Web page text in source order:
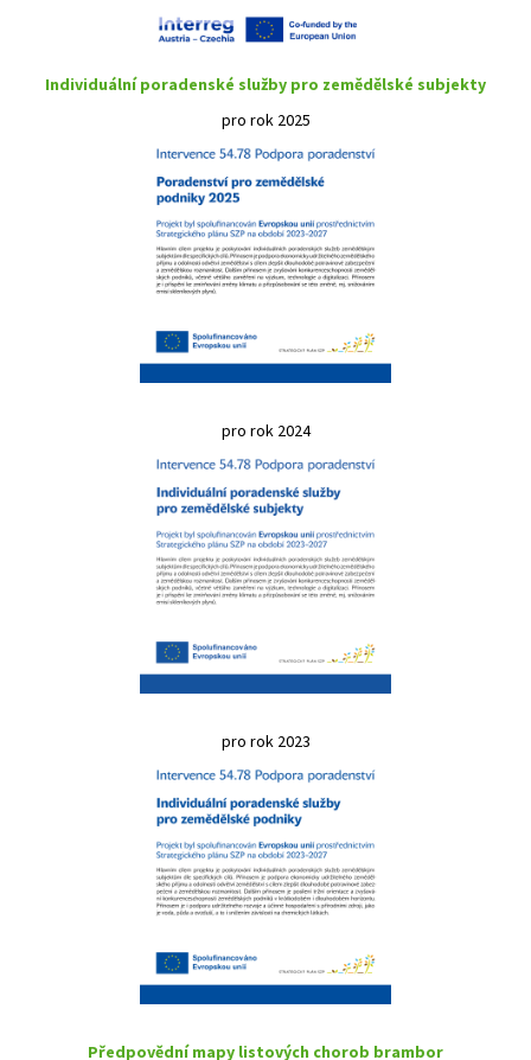
Individuální poradenské služby pro zemědělské subjekty
pro rok 2025
pro rok 2024
pro rok 2023
Předpovědní mapy listových chorob brambor